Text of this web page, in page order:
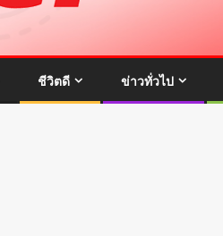
ชีวิตดี ข่าวทั่วไป